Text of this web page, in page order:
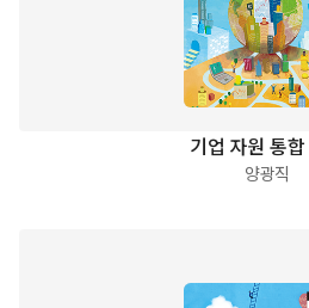
기업 자원 통합
양광직